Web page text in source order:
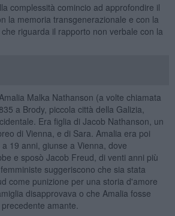
complessità comincio ad approfondire il
la memoria transgenerazionale e con la
che riguarda il rapporto non verbale con la
Malka Nathanson (a volte chiamata
a Brody, piccola città della Galizia,
Era figlia di Jacob Nathanson, un
di Vienna, e di Sara. Amalia era poi
19 anni, giunse a Vienna, dove
e sposò Jacob Freud, di venti anni più
suggeriscono che sia stata
come punizione per una storia d'amore
disapprovava o che Amalia fosse
amante.